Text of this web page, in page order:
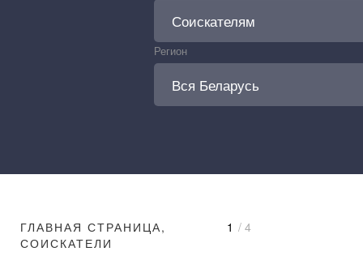
Регион
1 / 4
ГЛАВНАЯ СТРАНИЦА,
СОИСКАТЕЛИ